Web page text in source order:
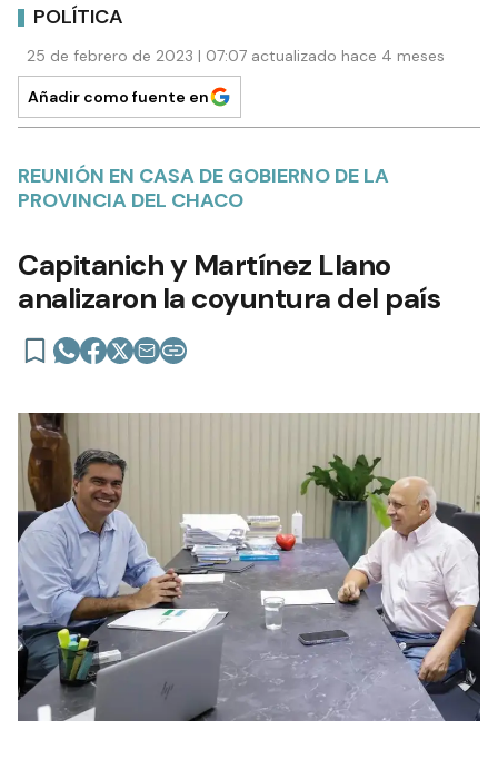
POLÍTICA
25 de febrero de 2023 | 07:07 actualizado hace 4 meses
Añadir como fuente en
REUNIÓN EN CASA DE GOBIERNO DE LA
PROVINCIA DEL CHACO
Capitanich y Martínez Llano
analizaron la coyuntura del país